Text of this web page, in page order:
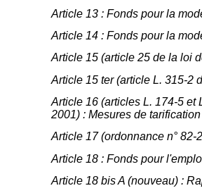
Article 13 : Fonds pour la
Article 14 : Fonds pour la
Article 15 (article 25 de la loi
Article 15 ter (article L. 315-2
Article 16 (articles L. 174-5 et
2001) : Mesures de
Article 17 (ordonnance n°
Article 18 : Fonds pour
Article 18 bis A (nouveau) :